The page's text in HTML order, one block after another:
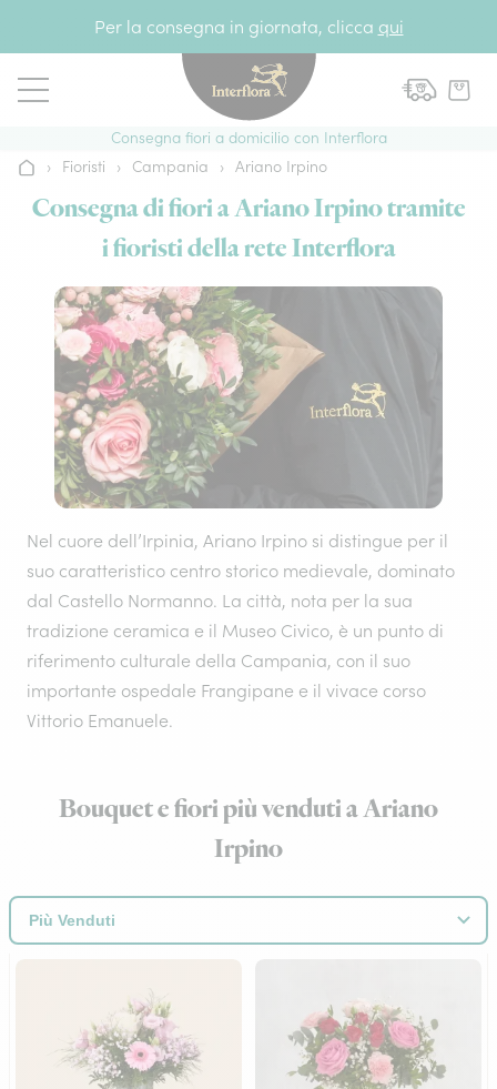
Per la consegna in giornata, clicca qui
Consegna fiori a domicilio con Interflora
Home› Fioristi › Campania › Ariano Irpino
Consegna di fiori a Ariano Irpino tramite
i fioristi della rete Interflora
Nel cuore dell’Irpinia, Ariano Irpino si distingue per il
suo caratteristico centro storico medievale, dominato
dal Castello Normanno. La città, nota per la sua
tradizione ceramica e il Museo Civico, è un punto di
riferimento culturale della Campania, con il suo
importante ospedale Frangipane e il vivace corso
Vittorio Emanuele.
Bouquet e fiori più venduti a Ariano
Irpino